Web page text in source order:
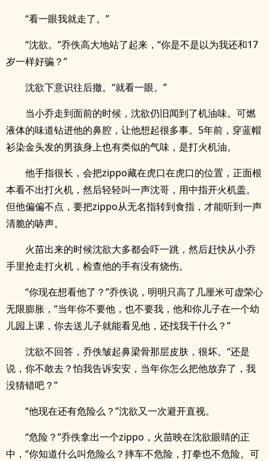
“看一眼我就走了。”
“沈欲。”乔佚高大地站了起来，“你是不是以为我还和17
岁一样好骗？”
沈欲下意识往后撤。“就看一眼。”
当小乔走到面前的时候，沈欲仍旧闻到了机油味。可燃
液体的味道钻进他的鼻腔，让他想起很多事。5年前，穿蓝帽
衫染金头发的男孩身上也有类似的气味，是打火机油。
他手指很长，会把zippo藏在虎口在虎口的位置，正面根
本看不出打火机，然后轻轻叫一声沈哥，用中指开火机盖。
但他偏偏不点，要把zippo从无名指转到食指，才能听到一声
清脆的哧声。
火苗出来的时候沈欲大多都会吓一跳，然后赶快从小乔
手里抢走打火机，检查他的手有没有烧伤。
“你现在想看他了？”乔佚说，明明只高了几厘米可虚荣心
无限膨胀，“当年你不要他，也不要我，他和你儿子在一个幼
儿园上课，你去送儿子就能看见他，还找我干什么？”
沈欲不回答，乔佚皱起鼻梁骨那层皮肤，很坏。“还是
说，你不敢去？怕我告诉安安，当年你怎么把他放弃了，我
没猜错吧？”
“他现在还有危险么？”沈欲又一次避开直视。
“危险？”乔佚拿出一个zippo，火苗映在沈欲眼睛的正
中，“你知道什么叫危险么？摔车不危险，打拳也不危险。可